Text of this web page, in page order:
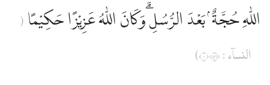
اللّٰهِ حُجَّةٌ ۢ بَعْدَ الرُّسُلِ ۗوَكَانَ اللّٰهُ عَزِيْزًا حَكِيْمًا (
النساۤء : ١٦٥)